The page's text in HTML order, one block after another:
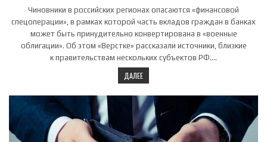
Чиновники в российских регионах опасаются «финансовой
спецоперации», в рамках которой часть вкладов граждан в банках
может быть принудительно конвертирована в «военные
облигации». Об этом «Верстке» рассказали источники, близкие
к правительствам нескольких субъектов РФ….
ДАЛЕЕ